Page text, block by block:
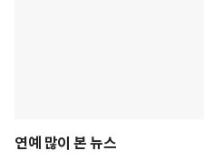
연예 많이 본 뉴스